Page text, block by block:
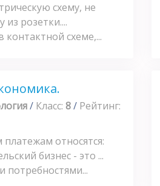
схему, не
розетки....
схеме,...
/ Класс: 8/ Рейтинг:
относятся:
бизнес - это ...